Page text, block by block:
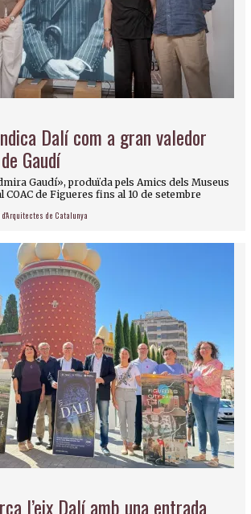
Dalí com a gran valedor
Gaudí
Gaudí», produïda pels Amics dels Museus
COAC de Figueres fins al 10 de setembre
de Catalunya
l’eix Dalí amb una entrada